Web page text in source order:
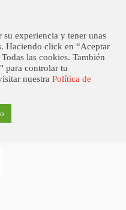
su experiencia y tener unas
Haciendo click en “Aceptar
las cookies. También
para controlar tu
nuestra Política de